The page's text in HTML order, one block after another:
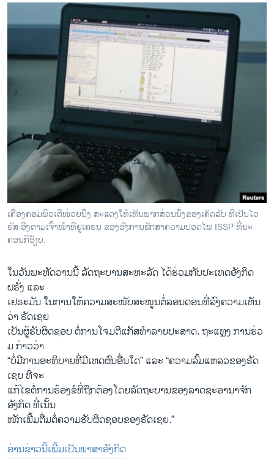
ເຄື່ອງຄອມພິວເຕີໜ່ວຍນຶ່ງ ສະແດງໃຫ້ເຫັນພາກສ່ວນນຶ່ງຂອງເຄັດລັບ ທີ່ເປັນໄວ
ຣັສ ອີງຕາມເຈົ້າໜ້າທີຢູເຄຣນ ຂອງອົງການຮັກສາຄວາມປອດໄພ ISSP ທີ່ນະ
ຄອນກິອັຽບ.
ໃນ​ວັນ​ພະຫັດ​ວານ​ນີ້ ລັດຖະບານ​ສະຫະລັດ ​ໄດ້​ຮ່ວມກັບ​ປະເທດ​ອັງກິດ
ຝຣັ່ງ ​ແລະ
ເຢຣະມັນ ​ໃນ​ການ​ໃຫ້ຄວາມສະໜັບສະໜູນຕໍ່ລອນ​ດອນທີ່ລົງຄວາມ​ເຫັນ
ວ່າ ຣັດ​ເຊຍ
​ເປັນ​ຜູ້ຮັບຜິດຊອບ ​ຕໍ່​ການ​ໂຈມ​ຕີ​ແກັສທຳລາຍ​ປະສາດ. ຖະແຫຼງ ການ​ຮ່ວ​
ມ ກ່າວ​ວ່າ
“ບໍ່​ມີ​ການອະທິບາຍທີ່ມີເຫດຜົນອື່ນໃດ” ​ແລະ “ຄວາມລົ້ມແຫລວ​ຂອງຣັ​ດ​
ເຊຍ ທີ່​ຈະ
ແກ້ໄຂຕໍ່ການຮ້ອງຂໍທີ່​ຖືກ​ຕ້ອງ​ໂດ​ຍລັດຖະບານ​ຂອງ​ລາດ​ຊະ​ອານາ​ຈັກ​
ອັງກິດ ທີ່​ເນັ້ນ
​ໜັກ​ເພີ້ມຕື່ມຕໍ່​ຄວາມ​ຮັບຜິດຊອບ​ຂອງຣັດ​ເຊຍ.”
ອ່ານຂ່າວນີ້ເພີ້ມເປັນພາສາອັງກິດ